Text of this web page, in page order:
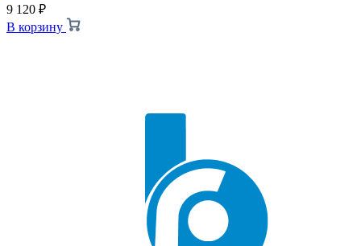
9 120 ₽
В корзину